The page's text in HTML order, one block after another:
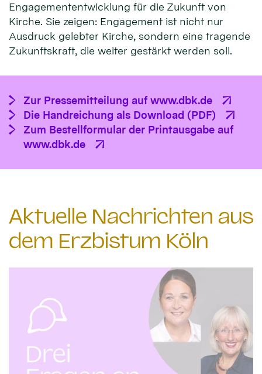
Engagemententwicklung für die Zukunft von
Kirche. Sie zeigen: Engagement ist nicht nur
Ausdruck gelebter Kirche, sondern eine tragende
Zukunftskraft, die weiter gestärkt werden soll.
Zur Pressemitteilung auf www.dbk.de
Die Handreichung als Download (PDF)
Zum Bestellformular der Printausgabe auf
www.dbk.de
Aktuelle Nachrichten aus
dem Erzbistum Köln